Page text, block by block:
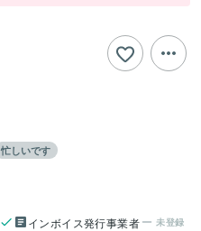
忙しいです
インボイス発行事業者 未登録